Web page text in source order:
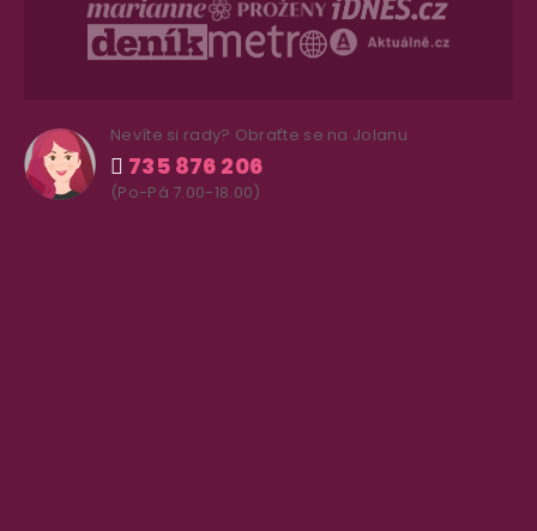
Nevíte si rady? Obraťte se na Jolanu
735 876 206
(Po-Pá 7.00-18.00)